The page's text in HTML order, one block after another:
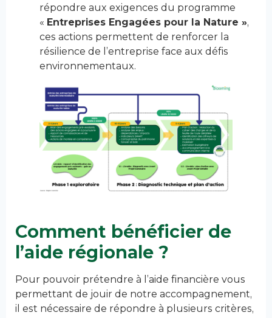
répondre aux exigences du programme
« Entreprises Engagées pour la Nature »,
ces actions permettent de renforcer la
résilience de l’entreprise face aux défis
environnementaux​.
Comment bénéficier de
l’aide régionale ?
Pour pouvoir prétendre à l’aide financière vous
permettant de jouir de notre accompagnement,
il est nécessaire de répondre à plusieurs critères,